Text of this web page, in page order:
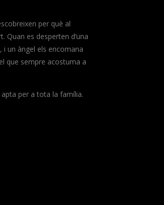
per què al
Quan es desperten d’una
i un àngel els encomana
que sempre acostuma a
apta per a tota la família.